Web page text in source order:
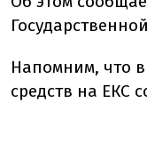
Напомним, что в
средств на ЕКС